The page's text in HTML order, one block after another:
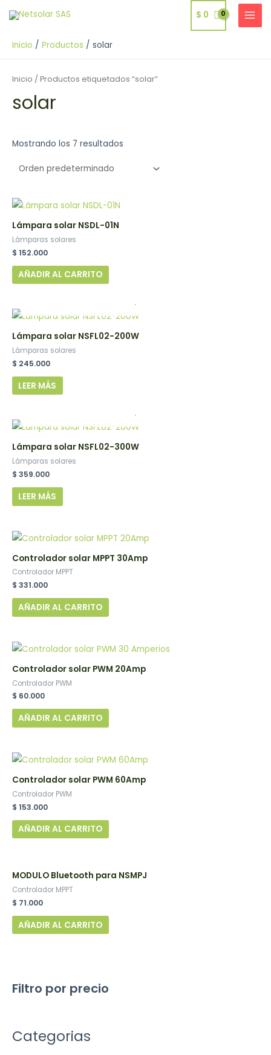
contenido
$ 0
MAIN
Inicio Productos solar
Filtro por precio
Categorias
Inicio / Productos etiquetados “solar”
solar
Mostrando los 7 resultados
Lámpara solar NSDL-01N
Lámparas solares
$ 152.000
AÑADIR AL CARRITO
.
Lámpara solar NSFL02-200W
Lámparas solares
$ 245.000
LEER MÁS
.
Lámpara solar NSFL02-300W
Lámparas solares
$ 359.000
LEER MÁS
Controlador solar MPPT 30Amp
Controlador MPPT
$ 331.000
AÑADIR AL CARRITO
Controlador solar PWM 20Amp
Controlador PWM
$ 60.000
AÑADIR AL CARRITO
Controlador solar PWM 60Amp
Controlador PWM
$ 153.000
AÑADIR AL CARRITO
MODULO Bluetooth para NSMPJ
Controlador MPPT
$ 71.000
AÑADIR AL CARRITO